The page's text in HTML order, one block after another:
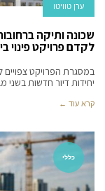
ערן טוויטו
שכונה ותיקה
לקדם פרויקט פינוי
יחידות דיור חדשות בשני מבני
קרא עוד ←
כללי